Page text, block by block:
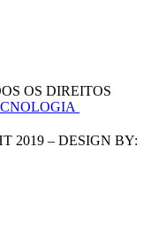
OS DIREITOS
2019 – DESIGN BY: